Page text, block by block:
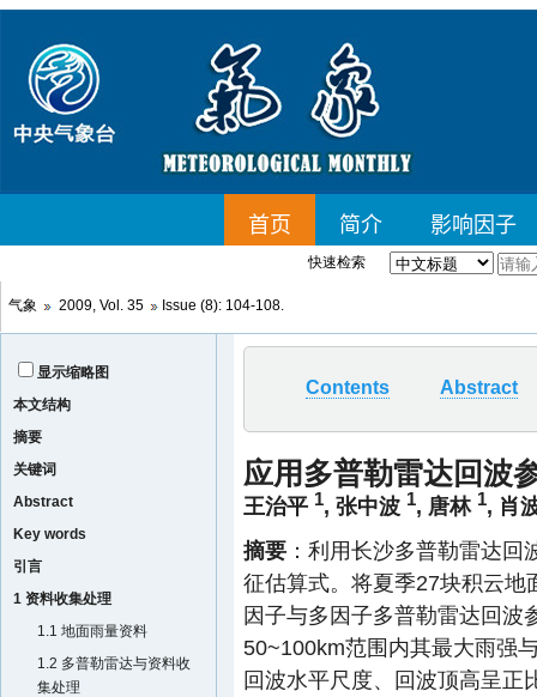
快速检索
气象 2009, Vol. 35 Issue (8): 104-108.
显示缩略图
本文结构
摘要
关键词
Abstract
Key words
引言
1 资料收集处理
1.1 地面雨量资料
1.2 多普勒雷达与资料收
集处理
Contents Abstract
应用多普勒雷达回波
王治平 1, 张中波 1, 唐林 1, 肖
摘要 ：利用长沙多普勒雷达
征估算式。将夏季27块积云
因子与多因子多普勒雷达回波
50~100km范围内其最大雨强
回波水平尺度、回波顶高呈正